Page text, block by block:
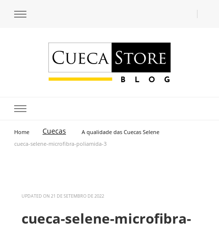
Home Cuecas
A qualidade das Cuecas Selene
cueca-selene-microfibra-poliamida-3
UPDATED ON 21 DE SETEMBRO DE 2022
cueca-selene-microfibra-